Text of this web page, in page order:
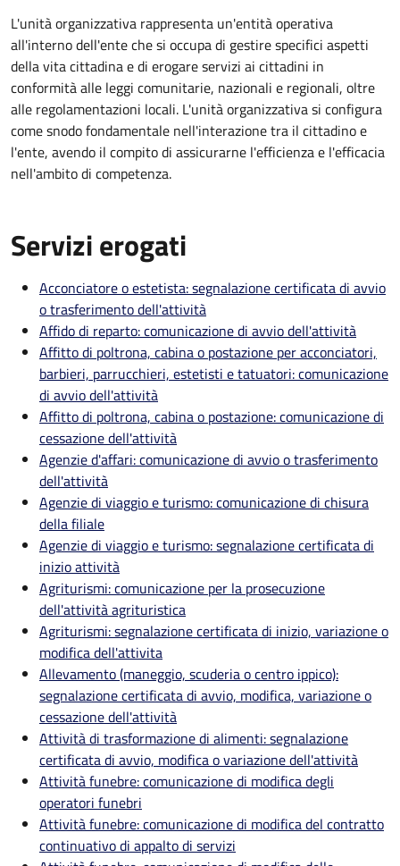
L'unità organizzativa rappresenta un'entità operativa
all'interno dell'ente che si occupa di gestire specifici aspetti
della vita cittadina e di erogare servizi ai cittadini in
conformità alle leggi comunitarie, nazionali e regionali, oltre
alle regolamentazioni locali. L'unità organizzativa si configura
come snodo fondamentale nell'interazione tra il cittadino e
l'ente, avendo il compito di assicurarne l'efficienza e l'efficacia
nell'ambito di competenza.
Servizi erogati
Acconciatore o estetista: segnalazione certificata di avvio
o trasferimento dell'attività
Affido di reparto: comunicazione di avvio dell'attività
Affitto di poltrona, cabina o postazione per acconciatori,
barbieri, parrucchieri, estetisti e tatuatori: comunicazione
di avvio dell'attività
Affitto di poltrona, cabina o postazione: comunicazione di
cessazione dell'attività
Agenzie d'affari: comunicazione di avvio o trasferimento
dell'attività
Agenzie di viaggio e turismo: comunicazione di chisura
della filiale
Agenzie di viaggio e turismo: segnalazione certificata di
inizio attività
Agriturismi: comunicazione per la prosecuzione
dell'attività agrituristica
Agriturismi: segnalazione certificata di inizio, variazione o
modifica dell'attivita
Allevamento (maneggio, scuderia o centro ippico):
segnalazione certificata di avvio, modifica, variazione o
cessazione dell'attività
Attività di trasformazione di alimenti: segnalazione
certificata di avvio, modifica o variazione dell'attività
Attività funebre: comunicazione di modifica degli
operatori funebri
Attività funebre: comunicazione di modifica del contratto
continuativo di appalto di servizi